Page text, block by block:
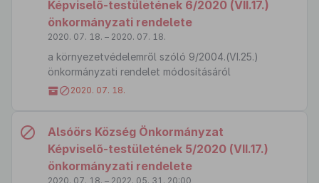
Képviselő-testületének 6/2020 (VII.17.)
önkormányzati rendelete
2020. 07. 18. – 2020. 07. 18.
a környezetvédelemről szóló 9/2004.(VI.25.)
önkormányzati rendelet módosításáról
2020. 07. 18.
Alsóörs Község Önkormányzat
Képviselő-testületének 5/2020 (VII.17.)
önkormányzati rendelete
2020. 07. 18. – 2022. 05. 31. 20:00